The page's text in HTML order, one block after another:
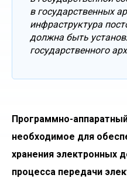
в государственных
инфраструктура
должна быть
государственного
Программно-
необходимое для
хранения электронных
процесса передачи